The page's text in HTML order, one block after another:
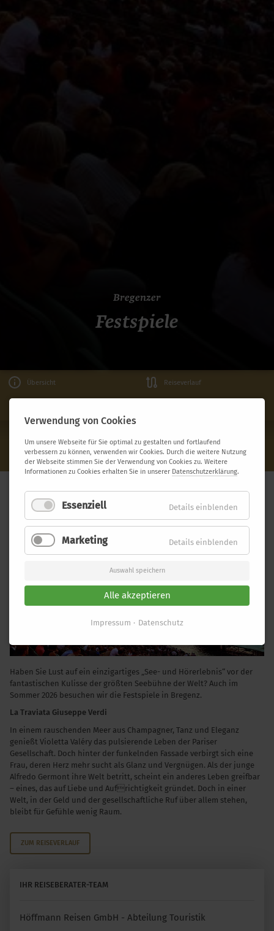
Bregenzer
Festspiele
Übersicht Reiseverlauf
Bregenzer Festspiele
Ab 895,- € JETZT BUCHEN
BREGENZER FESTSPIELE
Haben Sie Lust auf ein einzigartiges „See- und Hörerlebnis“ vor der
fantastischen Kulisse der größten Seebühne der Welt? Auch im
Sommer 2026 besuchen wir die Festspiele in Bregenz.
La Traviata Giuseppe Verdi
In einem rauschenden Meer aus Champagner, Tanz und Eleganz
genießt Violetta Valéry das pulsierende Leben der Pariser
Gesellschaft. Doch hinter der funkelnden Fassade verbirgt sich eine
Frau, deren Herz mehr sucht als Glanz und Vergnügen. Als der junge
Alfredo Germont ihre Welt betritt, scheint ein anderes Leben greifbar
– eines, das auf Liebe und Aufrichtigkeit gründet. Doch in einer
Welt, in der Geld und der gesellschaftliche Ruf über allem stehen,
bleibt für Gefühle wenig Raum.
ZUM REISEVERLAUF
IHR REISEBERATER-TEAM
Höffmann Reisen GmbH - Abteilung Touristik
Verwendung von Cookies
Um unsere Webseite für Sie optimal zu gestalten und fortlaufend
verbessern zu können, verwenden wir Cookies. Durch die weitere Nutzung
der Webseite stimmen Sie der Verwendung von Cookies zu. Weitere
Informationen zu Cookies erhalten Sie in unserer Datenschutzerklärung.
Essenziell Details einblenden
Marketing Details einblenden
Auswahl speichern
Alle akzeptieren
Impressum Datenschutz